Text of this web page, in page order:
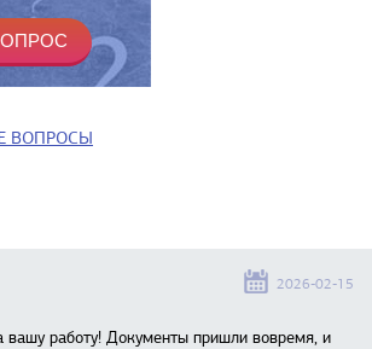
ВОПРОСЫ
2026-02-15
вашу работу! Документы пришли вовремя, и